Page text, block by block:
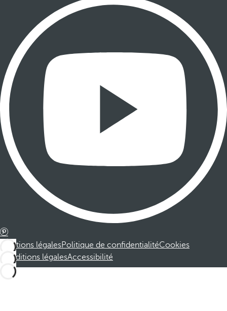
Mentions légalesPolitique de confidentialitéCookies
Conditions légalesAccessibilité